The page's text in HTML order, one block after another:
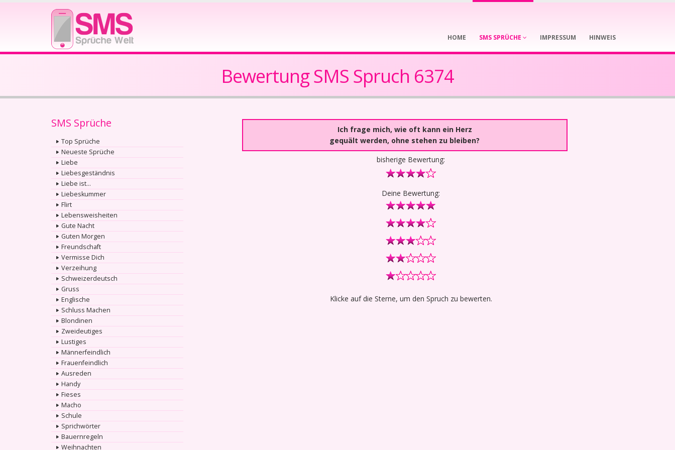
HOME SMS SPRÜCHE IMPRESSUM HINWEIS
Bewertung SMS Spruch 6374
SMS Sprüche
Top Sprüche
Neueste Sprüche
Liebe
Liebesgeständnis
Liebe ist...
Liebeskummer
Flirt
Lebensweisheiten
Gute Nacht
Guten Morgen
Freundschaft
Vermisse Dich
Verzeihung
Schweizerdeutsch
Gruss
Englische
Schluss Machen
Blondinen
Zweideutiges
Lustiges
Männerfeindlich
Frauenfeindlich
Ausreden
Handy
Fieses
Macho
Schule
Sprichwörter
Bauernregeln
Weihnachten
Ich frage mich, wie oft kann ein Herz
gequält werden, ohne stehen zu bleiben?
bisherige Bewertung:
Deine Bewertung:
Klicke auf die Sterne, um den Spruch zu bewerten.